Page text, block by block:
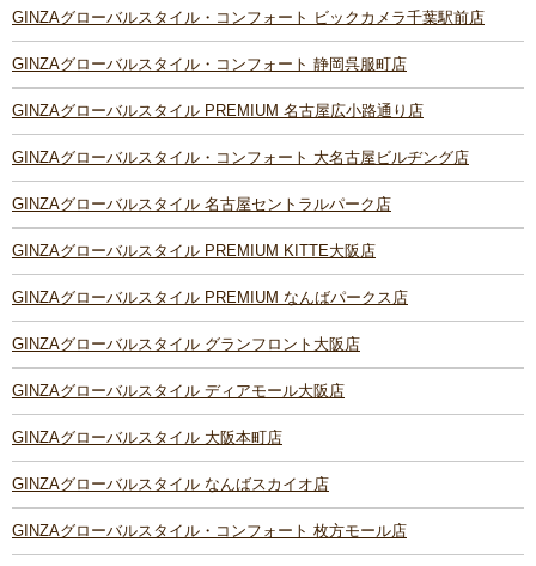
GINZAグローバルスタイル・コンフォート ビックカメラ千葉駅前店
GINZAグローバルスタイル・コンフォート 静岡呉服町店
GINZAグローバルスタイル PREMIUM 名古屋広小路通り店
GINZAグローバルスタイル・コンフォート 大名古屋ビルヂング店
GINZAグローバルスタイル 名古屋セントラルパーク店
GINZAグローバルスタイル PREMIUM KITTE大阪店
GINZAグローバルスタイル PREMIUM なんばパークス店
GINZAグローバルスタイル グランフロント大阪店
GINZAグローバルスタイル ディアモール大阪店
GINZAグローバルスタイル 大阪本町店
GINZAグローバルスタイル なんばスカイオ店
GINZAグローバルスタイル・コンフォート 枚方モール店